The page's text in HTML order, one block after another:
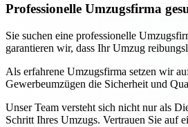
Professionelle Umzugsfirma
Sie suchen eine professionelle
garantieren wir, dass Ihr Umzug
Als erfahrene Umzugsfirma setzen wir
Gewerbeumzügen die Sicherheit und
Unser Team versteht sich nicht nur als
Schritt Ihres Umzugs. Vertrauen Sie auf